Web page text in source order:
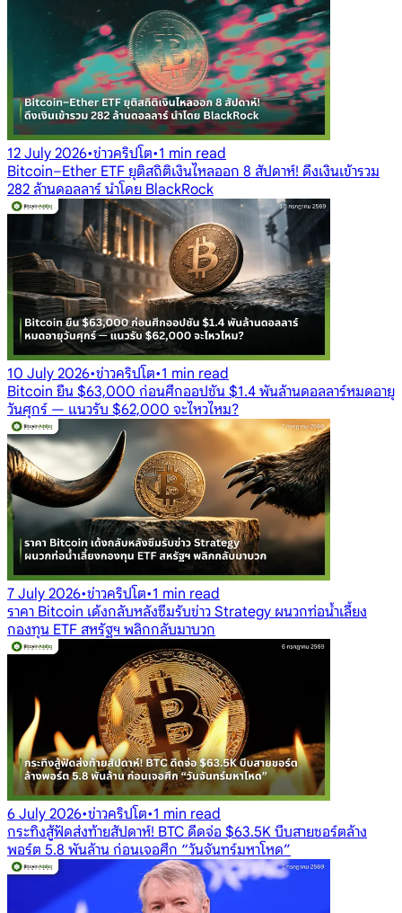
12 July 2026•ข่าวคริปโต•1 min read
Bitcoin–Ether ETF ยุติสถิติเงินไหลออก 8 สัปดาห์! ดึงเงินเข้ารวม
282 ล้านดอลลาร์ นำโดย BlackRock
10 July 2026•ข่าวคริปโต•1 min read
Bitcoin ยืน $63,000 ก่อนศึกออปชัน $1.4 พันล้านดอลลาร์หมดอายุ
วันศุกร์ — แนวรับ $62,000 จะไหวไหม?
7 July 2026•ข่าวคริปโต•1 min read
ราคา Bitcoin เด้งกลับหลังซึมรับข่าว Strategy ผนวกท่อน้ำเลี้ยง
กองทุน ETF สหรัฐฯ พลิกกลับมาบวก
6 July 2026•ข่าวคริปโต•1 min read
กระทิงสู้ฟัดส่งท้ายสัปดาห์! BTC ดีดจ่อ $63.5K บีบสายชอร์ตล้าง
พอร์ต 5.8 พันล้าน ก่อนเจอศึก “วันจันทร์มหาโหด”